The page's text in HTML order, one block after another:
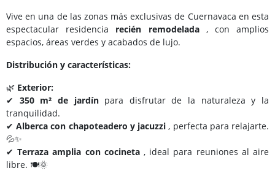
Vive en una de las zonas más exclusivas de Cuernavaca en esta
espectacular residencia recién remodelada, con amplios
espacios, áreas verdes y acabados de lujo.
Distribución y características:
🌿 Exterior:
✔ 350 m² de jardínpara disfrutar de la naturaleza y la
tranquilidad.
✔Alberca con chapoteadero y jacuzzi , perfecta para relajarte.
💦✨
✔Terraza amplia con cocineta, ideal para reuniones al aire
libre. 🍽️🌞